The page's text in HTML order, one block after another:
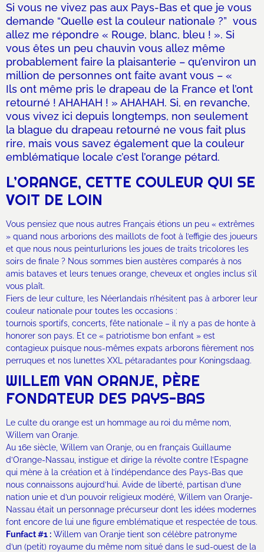
Si vous ne vivez pas aux Pays-Bas et que je vous
demande “Quelle est la couleur nationale ?” vous
allez me répondre « Rouge, blanc, bleu ! ». Si
vous êtes un peu chauvin vous allez même
probablement faire la plaisanterie – qu’environ un
million de personnes ont faite avant vous – «
Ils ont même pris le drapeau de la France et l’ont
retourné ! AHAHAH ! » AHAHAH. Si, en revanche,
vous vivez ici depuis longtemps, non seulement
la blague du drapeau retourné ne vous fait plus
rire, mais vous savez également que la couleur
emblématique locale c’est l’orange pétard.
L’ORANGE, CETTE COULEUR QUI SE
VOIT DE LOIN
Vous pensiez que nous autres Français étions un peu « extrêmes
» quand nous arborions des maillots de foot à l’effigie des joueurs
et que nous nous peinturlurions les joues de traits tricolores les
soirs de finale ? Nous sommes bien austères comparés à nos
amis bataves et leurs tenues orange, cheveux et ongles inclus s’il
vous plaît.
Fiers de leur culture, les Néerlandais n’hésitent pas à arborer leur
couleur nationale pour toutes les occasions :
tournois sportifs, concerts, fête nationale – il n’y a pas de honte à
honorer son pays. Et ce « patriotisme bon enfant » est
contagieux puisque nous-mêmes expats arborons fièrement nos
perruques et nos lunettes XXL pétaradantes pour Koningsdaag.
WILLEM VAN ORANJE, PÈRE
FONDATEUR DES PAYS-BAS
Le culte du orange est un hommage au roi du même nom,
Willem van Oranje.
Au 16e siècle, Willem van Oranje, ou en français Guillaume
d’Orange-Nassau, instigue et dirige la révolte contre l’Espagne
qui mène à la création et à l’indépendance des Pays-Bas que
nous connaissons aujourd’hui. Avide de liberté, partisan d’une
nation unie et d’un pouvoir religieux modéré, Willem van Oranje-
Nassau était un personnage précurseur dont les idées modernes
font encore de lui une figure emblématique et respectée de tous.
Funfact #1 : Willem van Oranje tient son célèbre patronyme
d’un (petit) royaume du même nom situé dans le sud-ouest de la